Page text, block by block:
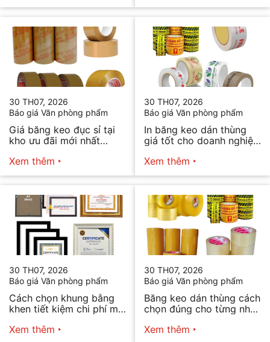
30 TH07, 2026
Báo giá Văn phòng phẩm
Giá băng keo đục sỉ tại
kho ưu đãi mới nhất
Xem thêm
30 TH07, 2026
Báo giá Văn phòng phẩm
In băng keo dán thùng
giá tốt cho doanh nghiệp
Xem thêm
30 TH07, 2026
Báo giá Văn phòng phẩm
Cách chọn khung bằng
khen tiết kiệm chi phí mà
Xem thêm
30 TH07, 2026
Báo giá Văn phòng phẩm
Băng keo dán thùng cách
chọn đúng cho từng nhu
Xem thêm